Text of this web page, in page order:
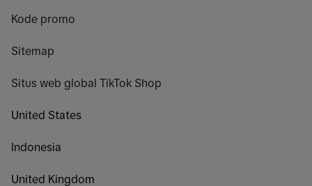
Kode promo
Sitemap
Situs web global TikTok Shop
United States
Indonesia
United Kingdom